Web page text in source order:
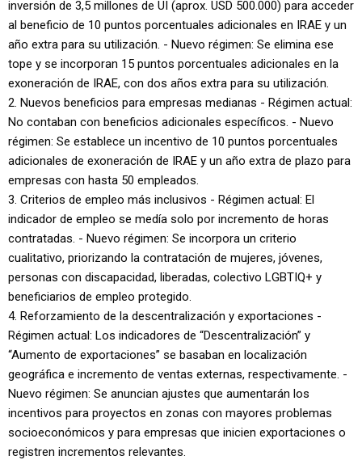
inversión de 3,5 millones de UI (aprox. USD 500.000) para acceder
al beneficio de 10 puntos porcentuales adicionales en IRAE y un
año extra para su utilización. - Nuevo régimen: Se elimina ese
tope y se incorporan 15 puntos porcentuales adicionales en la
exoneración de IRAE, con dos años extra para su utilización.
2. Nuevos beneficios para empresas medianas - Régimen actual:
No contaban con beneficios adicionales específicos. - Nuevo
régimen: Se establece un incentivo de 10 puntos porcentuales
adicionales de exoneración de IRAE y un año extra de plazo para
empresas con hasta 50 empleados.
3. Criterios de empleo más inclusivos - Régimen actual: El
indicador de empleo se medía solo por incremento de horas
contratadas. - Nuevo régimen: Se incorpora un criterio
cualitativo, priorizando la contratación de mujeres, jóvenes,
personas con discapacidad, liberadas, colectivo LGBTIQ+ y
beneficiarios de empleo protegido.
4. Reforzamiento de la descentralización y exportaciones -
Régimen actual: Los indicadores de “Descentralización” y
“Aumento de exportaciones” se basaban en localización
geográfica e incremento de ventas externas, respectivamente. -
Nuevo régimen: Se anuncian ajustes que aumentarán los
incentivos para proyectos en zonas con mayores problemas
socioeconómicos y para empresas que inicien exportaciones o
registren incrementos relevantes.